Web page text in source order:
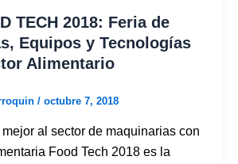
TECH 2018: Feria de
Equipos y Tecnologías
Alimentario
/ octubre 7, 2018
al sector de maquinarias con
Food Tech 2018 es la